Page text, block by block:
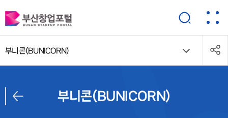
부니콘(BUNICORN)
부니콘(BUNICORN)